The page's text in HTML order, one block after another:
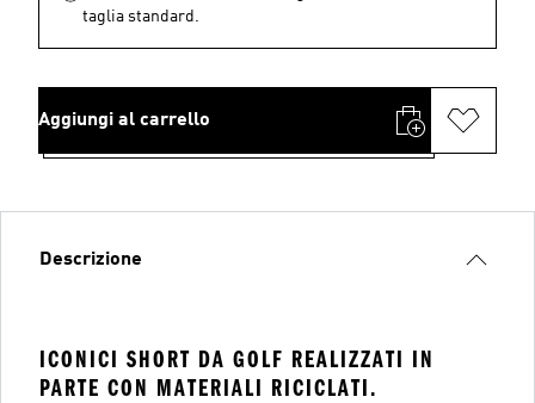
taglia standard.
Aggiungi al carrello
Descrizione
ICONICI SHORT DA GOLF REALIZZATI IN
PARTE CON MATERIALI RICICLATI.